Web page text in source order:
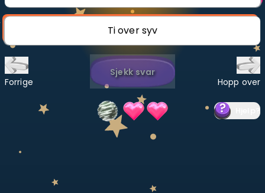
Velg læreplan
Ti over syv
Forrige
Sjekk svar
Hopp over
?